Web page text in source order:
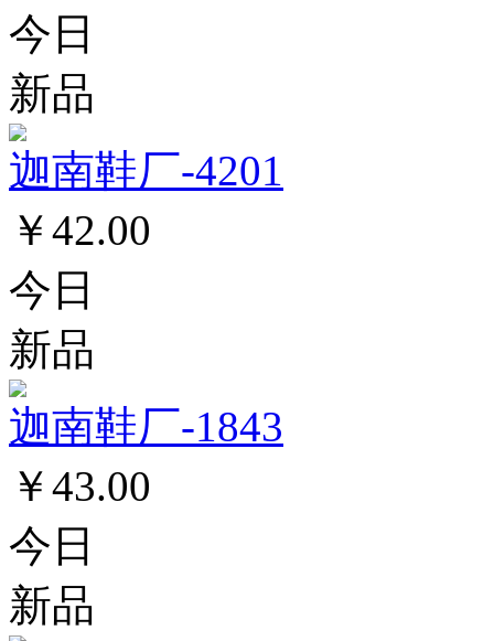
今日
新品
迦南鞋厂-4201
￥42.00
今日
新品
迦南鞋厂-1843
￥43.00
今日
新品